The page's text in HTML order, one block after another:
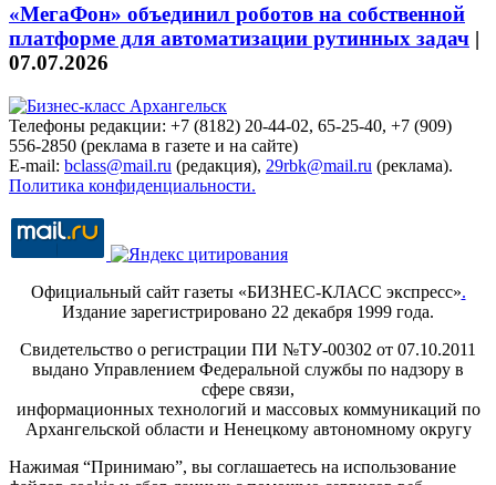
«МегаФон» объединил роботов на собственной
платформе для автоматизации рутинных задач |
07.07.2026
Телефоны редакции: +7 (8182) 20-44-02, 65-25-40, +7 (909)
556-2850 (реклама в газете и на сайте)
E-mail: bclass@mail.ru (редакция), 29rbk@mail.ru (реклама).
Политика конфиденциальности.
Официальный сайт газеты «БИЗНЕС-КЛАСС экспресс».
Издание зарегистрировано 22 декабря 1999 года.
Свидетельство о регистрации ПИ №ТУ-00302 от 07.10.2011
выдано Управлением Федеральной службы по надзору в
сфере связи,
информационных технологий и массовых коммуникаций по
Архангельской области и Ненецкому автономному округу
Нажимая “Принимаю”, вы соглашаетесь на использование